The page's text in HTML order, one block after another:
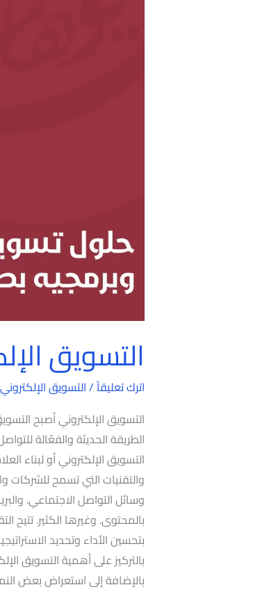
التسويق
اترك تعليقاً/التسويق الإلكتروني
التسويق الإلكتروني أصبح
الطريقة الحديثة والفعّالة
التسويق الإلكتروني أو لبناء
والتقنيات التي تسمح
وسائل التواصل الاجتماعي.
بالمحتوى. وغيرها الكثير. تتيح
بتحسين الأداء وتحديد
بالتركيز على أهمية التسويق
بالإضافة إلى استعراض بعض